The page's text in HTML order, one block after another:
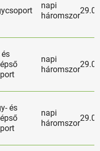
napi
háromszor
és
napi
háromszor
és
napi
háromszor